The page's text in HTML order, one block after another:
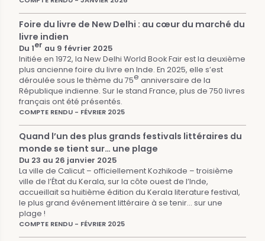
Foire du livre de New Delhi : au cœur du marché du
livre indien
Du 1er au 9 février 2025
Initiée en 1972, la New Delhi World Book Fair est la deuxième
plus ancienne foire du livre en Inde. En 2025, elle s’est
déroulée sous le thème du 75e anniversaire de la
République indienne. Sur le stand France, plus de 750 livres
français ont été présentés.
COMPTE RENDU - FÉVRIER 2025
Quand l’un des plus grands festivals littéraires du
monde se tient sur… une plage
Du 23 au 26 janvier 2025
La ville de Calicut – officiellement Kozhikode – troisième
ville de l’État du Kerala, sur la côte ouest de l’Inde,
accueillait sa huitième édition du Kerala literature festival,
le plus grand événement littéraire à se tenir... sur une
plage !
COMPTE RENDU - FÉVRIER 2025